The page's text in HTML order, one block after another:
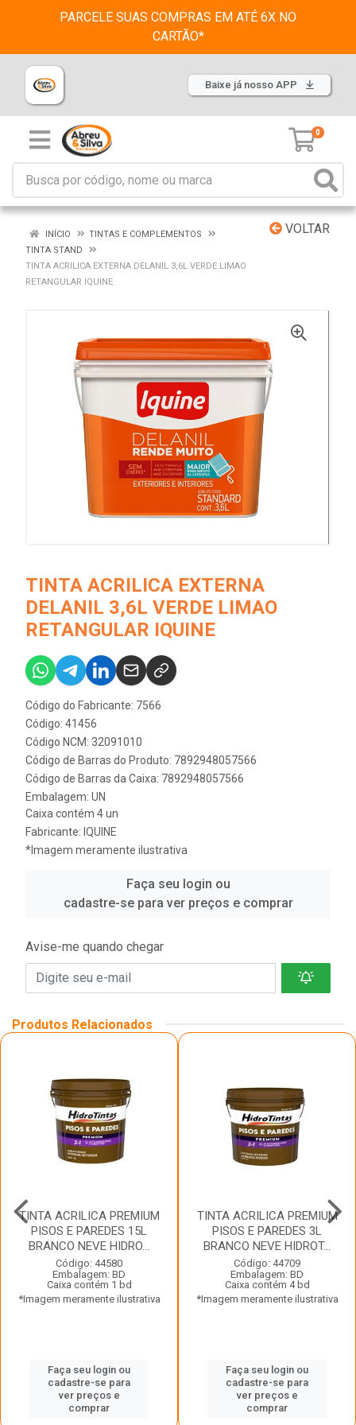
PARCELE SUAS COMPRAS EM ATÉ 6X NO
CARTÃO*
Baixe já nosso APP
0
VOLTAR
INÍCIO
TINTAS E COMPLEMENTOS
TINTA STAND
TINTA ACRILICA EXTERNA DELANIL 3,6L VERDE LIMAO
RETANGULAR IQUINE
TINTA ACRILICA EXTERNA
DELANIL 3,6L VERDE LIMAO
RETANGULAR IQUINE
Código do Fabricante: 7566
Código: 41456
Código NCM: 32091010
Código de Barras do Produto: 7892948057566
Código de Barras da Caixa: 7892948057566
Embalagem: UN
Caixa contém 4 un
Fabricante: IQUINE
*Imagem meramente ilustrativa
Faça seu login ou
cadastre-se para ver preços e comprar
Avise-me quando chegar
Produtos Relacionados
TINTA ACRILICA PREMIUM
PISOS E PAREDES 15L
BRANCO NEVE HIDRO...
Código: 44580
Embalagem: BD
Caixa contém 1 bd
*Imagem meramente ilustrativa
Faça seu login ou
cadastre-se para
ver preços e
comprar
TINTA ACRILICA PREMIUM
PISOS E PAREDES 3L
BRANCO NEVE HIDROT...
Código: 44709
Embalagem: BD
Caixa contém 4 bd
*Imagem meramente ilustrativa
Faça seu login ou
cadastre-se para
ver preços e
comprar